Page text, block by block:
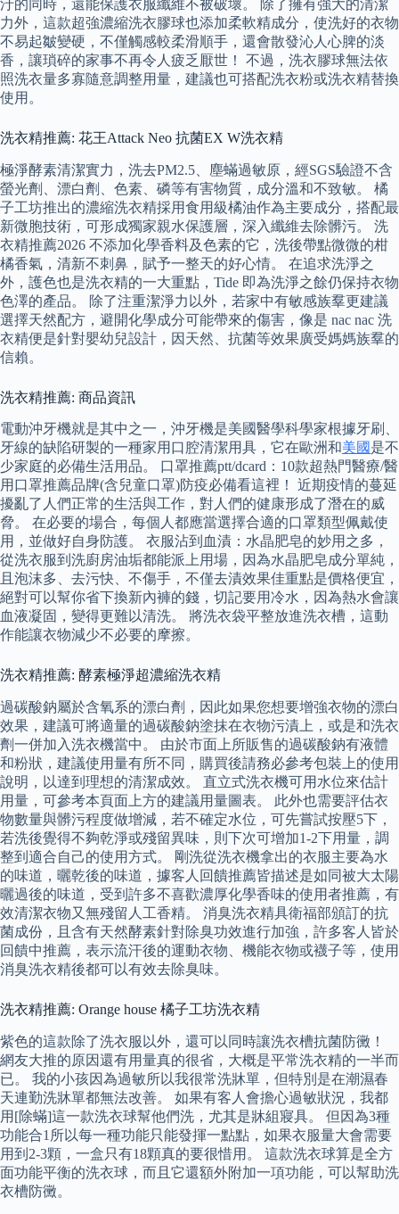
汙的同時，還能保護衣服纖維不被破壞。 除了擁有強大的清潔
力外，這款超強濃縮洗衣膠球也添加柔軟精成分，使洗好的衣物
不易起皺變硬，不僅觸感較柔滑順手，還會散發沁人心脾的淡
香，讓瑣碎的家事不再令人疲乏厭世！ 不過，洗衣膠球無法依
照洗衣量多寡隨意調整用量，建議也可搭配洗衣粉或洗衣精替換
使用。
洗衣精推薦: 花王Attack Neo 抗菌EX W洗衣精
極淨酵素清潔實力，洗去PM2.5、塵蟎過敏原，經SGS驗證不含
螢光劑、漂白劑、色素、磷等有害物質，成分溫和不致敏。 橘
子工坊推出的濃縮洗衣精採用食用級橘油作為主要成分，搭配最
新微胞技術，可形成獨家親水保護層，深入纖維去除髒污。 洗
衣精推薦2026 不添加化學香料及色素的它，洗後帶點微微的柑
橘香氣，清新不刺鼻，賦予一整天的好心情。 在追求洗淨之
外，護色也是洗衣精的一大重點，Tide 即為洗淨之餘仍保持衣物
色澤的產品。 除了注重潔淨力以外，若家中有敏感族羣更建議
選擇天然配方，避開化學成分可能帶來的傷害，像是 nac nac 洗
衣精便是針對嬰幼兒設計，因天然、抗菌等效果廣受媽媽族羣的
信賴。
洗衣精推薦: 商品資訊
電動沖牙機就是其中之一，沖牙機是美國醫學科學家根據牙刷、
牙線的缺陷研製的一種家用口腔清潔用具，它在歐洲和美國 是不
少家庭的必備生活用品。 口罩推薦ptt/dcard：10款超熱門醫療/醫
用口罩推薦品牌(含兒童口罩)防疫必備看這裡！ 近期疫情的蔓延
擾亂了人們正常的生活與工作，對人們的健康形成了潛在的威
脅。 在必要的場合，每個人都應當選擇合適的口罩類型佩戴使
用，並做好自身防護。 衣服沾到血漬：水晶肥皂的妙用之多，
從洗衣服到洗廚房油垢都能派上用場，因為水晶肥皂成分單純，
且泡沫多、去污快、不傷手，不僅去漬效果佳重點是價格便宜，
絕對可以幫你省下換新內褲的錢，切記要用冷水，因為熱水會讓
血液凝固，變得更難以清洗。 將洗衣袋平整放進洗衣槽，這動
作能讓衣物減少不必要的摩擦。
洗衣精推薦: 酵素極淨超濃縮洗衣精
過碳酸鈉屬於含氧系的漂白劑，因此如果您想要增強衣物的漂白
效果，建議可將適量的過碳酸鈉塗抹在衣物污漬上，或是和洗衣
劑一併加入洗衣機當中。 由於市面上所販售的過碳酸鈉有液體
和粉狀，建議使用量有所不同，購買後請務必參考包裝上的使用
說明，以達到理想的清潔成效。 直立式洗衣機可用水位來估計
用量，可參考本頁面上方的建議用量圖表。 此外也需要評估衣
物數量與髒污程度做增減，若不確定水位，可先嘗試按壓5下，
若洗後覺得不夠乾淨或殘留異味，則下次可增加1-2下用量，調
整到適合自己的使用方式。 剛洗從洗衣機拿出的衣服主要為水
的味道，曬乾後的味道，據客人回饋推薦皆描述是如同被大太陽
曬過後的味道，受到許多不喜歡濃厚化學香味的使用者推薦，有
效清潔衣物又無殘留人工香精。 消臭洗衣精具衛福部頒訂的抗
菌成份，且含有天然酵素針對除臭功效進行加強，許多客人皆於
回饋中推薦，表示流汗後的運動衣物、機能衣物或襪子等，使用
消臭洗衣精後都可以有效去除臭味。
洗衣精推薦: Orange house 橘子工坊洗衣精
紫色的這款除了洗衣服以外，還可以同時讓洗衣槽抗菌防黴！
網友大推的原因還有用量真的很省，大概是平常洗衣精的一半而
已。 我的小孩因為過敏所以我很常洗牀單，但特別是在潮濕春
天連勤洗牀單都無法改善。 如果有客人會擔心過敏狀況，我都
用[除蟎]這一款洗衣球幫他們洗，尤其是牀組寢具。 但因為3種
功能合1所以每一種功能只能發揮一點點，如果衣服量大會需要
用到2-3顆，一盒只有18顆真的要很惜用。 這款洗衣球算是全方
面功能平衡的洗衣球，而且它還額外附加一項功能，可以幫助洗
衣槽防黴。